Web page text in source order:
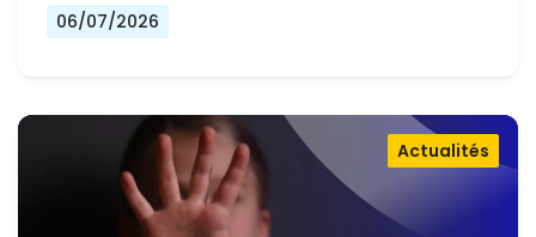
06/07/2026
Actualités